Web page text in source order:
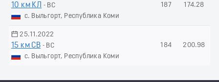
10 км КЛ
- ВС
с. Выльгорт, Республика Коми
187 174.28
25.11.2022
15 км СВ - ВС
с. Выльгорт, Республика Коми
184 200.98